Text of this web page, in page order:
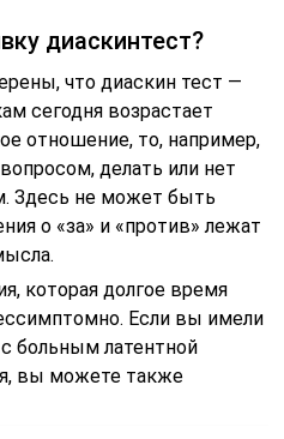
диаскинтест?
что диаскин тест —
сегодня возрастает
отношение, то, например,
делать или нет
Здесь не может быть
о «за» и «против» лежат
которая долгое время
Если вы имели
больным латентной
вы можете также